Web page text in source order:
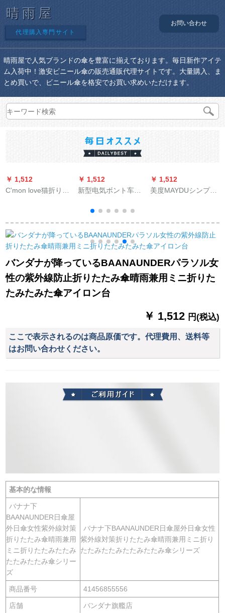
晴雨屋
代理購入専門サイト
お問い合わせ
晴雨屋で人気ブランドの傘を豊富に揃えております。毎日新作アイテ
ム入荷中！激安ビニール傘の販売通販代理サイトです。大量購入、ま
とめ買いで、ビニール傘を格安でお買い求めいただけます。
￥ 1,512
C'mon love猫折りた
ルポケト傘黒ゴム晴
雨兼用傘折りたたみ
たみみ超軽い8骨折り
折りたたみ傘白タス
￥ 1,512
新型电気ボント车の
ラダイル屋根雨覆い
防风カバーバUV伞ア
プレップAタワーの鉄
骨フレイム黒＋前雨
カーンテン
￥ 1,512
美度MAYDUシンプの
トカット紫外線防止
傘三つ折り晴雨兼用
傘男女兼用M 3337黒
バンダナが降っているBAANAUNDERパラソル女
性の紫外線防止折りたたみ傘晴雨兼用ミニ折りた
たみたみた傘アイロン台
￥ 1,512 円(税込)
ここで表示されるのは商品原価です。代理費用、送料等
はお問い合わせください。
基本的な情報
バナナ下
BAANAUNDER日傘屋
外日傘女性紫外線対策
折りたたみ傘晴雨兼用
ミニ折りたたみたたみ
たたみたたみ傘シリー
ズ
バナナ下BAANAUNDER日傘屋外日傘女性
紫外線対策折りたたみ傘晴雨兼用ミニ折り
たたみたたみたたみたたみ傘シリーズ
商品番号 41456855556
店舗 バンダナ旗艦店